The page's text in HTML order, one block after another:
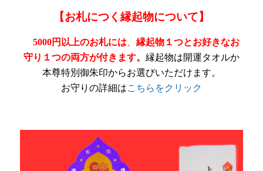
【お札につく縁起物について】
5000円以上のお札には
縁起物１つとお好きなお
守り１つの両方が付きます。 縁起物は開運タオルか
本尊特別御朱印からお選びいただけます。
お守りの詳細はこちらをクリック